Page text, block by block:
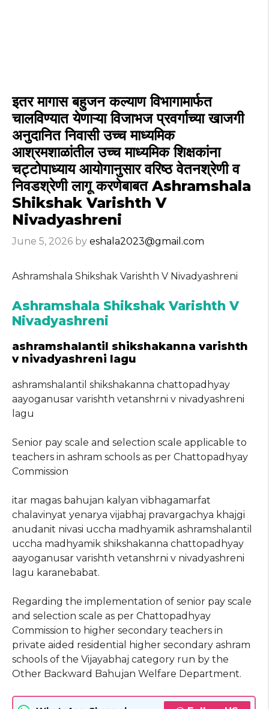
इतर मागास बहुजन कल्याण विभागामार्फत
चालविण्यात येणाऱ्या विजाभज प्रवर्गाच्या खाजगी
अनुदानित निवासी उच्च माध्यमिक
आश्रमशाळांतील उच्च माध्यमिक शिक्षकांना
चट्टोपाध्याय आयोगानुसार वरिष्ठ वेतनश्रेणी व
निवडश्रेणी लागू करणेबाबत Ashramshala
Shikshak Varishth V
Nivadyashreni
June 5, 2026 by eshala2023@gmail.com
Ashramshala Shikshak Varishth V Nivadyashreni
Ashramshala Shikshak Varishth V
Nivadyashreni
ashramshalantil shikshakanna varishth
v nivadyashreni lagu
ashramshalantil shikshakanna chattopadhyay
aayoganusar varishth vetanshrni v nivadyashreni
lagu
Senior pay scale and selection scale applicable to
teachers in ashram schools as per Chattopadhyay
Commission
itar magas bahujan kalyan vibhagamarfat
chalavinyat yenarya vijabhaj pravargachya khajgi
anudanit nivasi uccha madhyamik ashramshalantil
uccha madhyamik shikshakanna chattopadhyay
aayoganusar varishth vetanshrni v nivadyashreni
lagu karanebabat.
Regarding the implementation of senior pay scale
and selection scale as per Chattopadhyay
Commission to higher secondary teachers in
private aided residential higher secondary ashram
schools of the Vijayabhaj category run by the
Other Backward Bahujan Welfare Department.